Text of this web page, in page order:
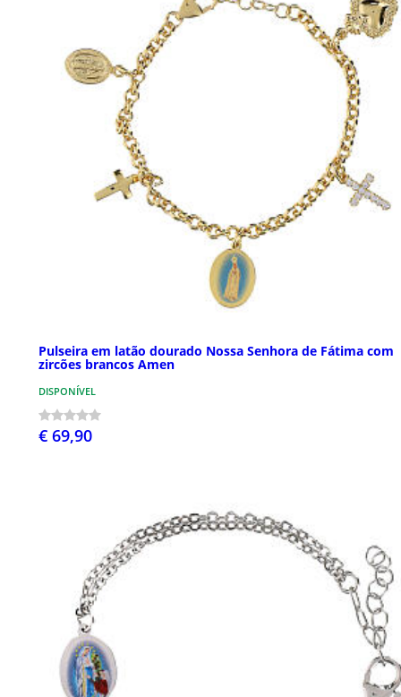
Pulseira em latão dourado Nossa Senhora de Fátima com
zircões brancos Amen
DISPONÍVEL
€ 69,90